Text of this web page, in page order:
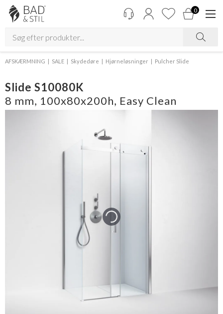
0
AFSKÆRMNING SALE Skydedøre Hjørneløsninger Pulcher Slide
Slide S10080K
8 mm, 100x80x200h, Easy Clean